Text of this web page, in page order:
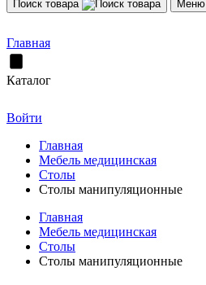
Поиск товара Меню
Главная
Каталог
Войти
Главная
Мебель медицинская
Столы
Столы манипуляционные
Главная
Мебель медицинская
Столы
Столы манипуляционные